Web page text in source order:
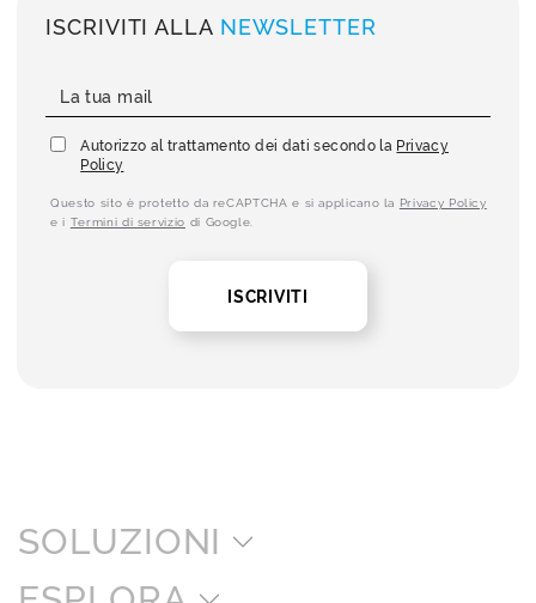
ISCRIVITI ALLA NEWSLETTER
Autorizzo al trattamento dei dati secondo la Privacy
Policy
Questo sito è protetto da reCAPTCHA e si applicano la Privacy Policy
e i Termini di servizio di Google.
ISCRIVITI
SOLUZIONI